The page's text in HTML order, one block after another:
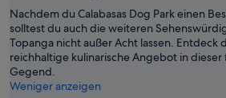
-
16.
Aug.
Nachdem du Calabasas Dog Park einen
solltest du auch die weiteren
Topanga nicht außer Acht lassen. Entdeck
reichhaltige kulinarische Angebot in
Gegend.
Weniger anzeigen